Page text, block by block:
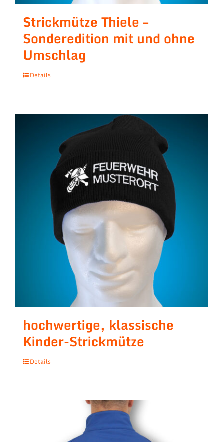
Strickmütze Thiele –
Sonderedition mit und ohne
Umschlag
Details
hochwertige, klassische
Kinder-Strickmütze
Details